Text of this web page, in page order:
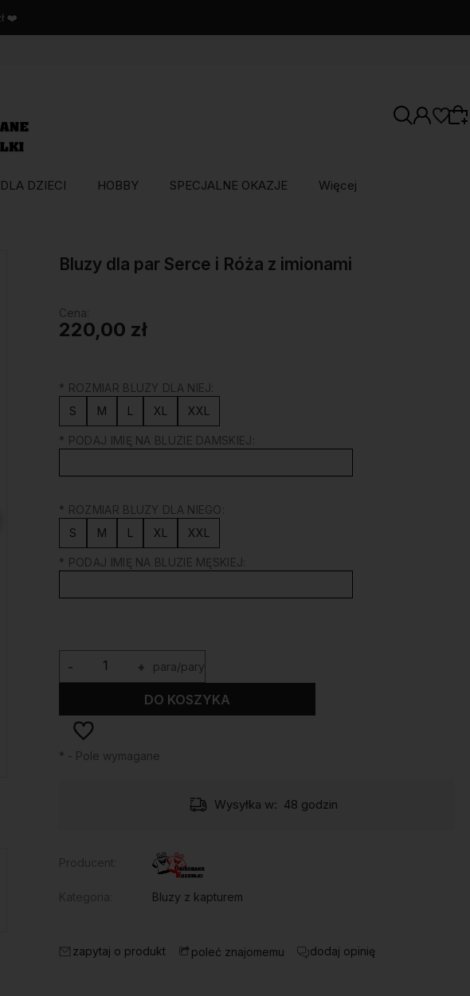
oferty lub zaloguj się, aby przywrócić dodane
produkty do listy z poprzedniej sesji.
DLA DZIECI HOBBY SPECJALNE OKAZJE Więcej
Bluzy dla par Serce i Róża z imionami
Cena:
220,00 zł
* ROZMIAR BLUZY DLA NIEJ:
S
M L XL XXL
* PODAJ IMIĘ NA BLUZIE DAMSKIEJ:
* ROZMIAR BLUZY DLA NIEGO:
S
M L XL XXL
* PODAJ IMIĘ NA BLUZIE MĘSKIEJ:
+
- para/pary
DO KOSZYKA
* - Pole wymagane
Wysyłka w: 48 godzin
Bluzy z kapturem
zapytaj o produkt poleć znajomemu dodaj opinię